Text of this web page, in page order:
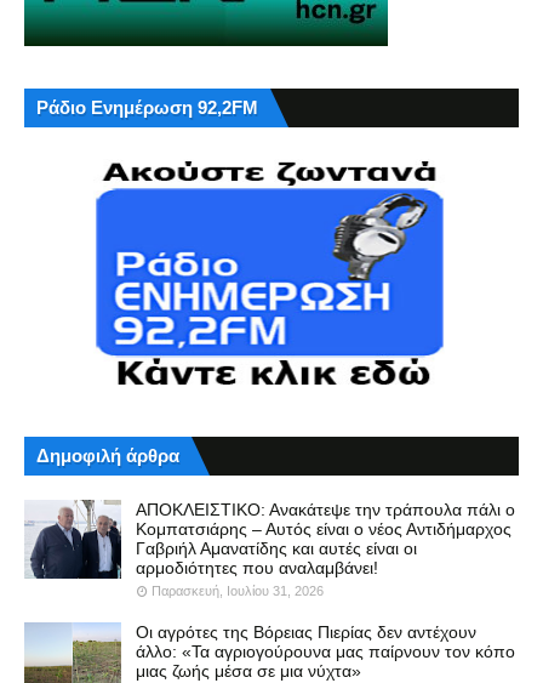
Ράδιο Ενημέρωση 92,2FM
Δημοφιλή άρθρα
ΑΠΟΚΛΕΙΣΤΙΚΟ: Ανακάτεψε την τράπουλα πάλι ο
Κομπατσιάρης – Αυτός είναι ο νέος Αντιδήμαρχος
Γαβριήλ Αμανατίδης και αυτές είναι οι
αρμοδιότητες που αναλαμβάνει!
Παρασκευή, Ιουλίου 31, 2026
Οι αγρότες της Βόρειας Πιερίας δεν αντέχουν
άλλο: «Τα αγριογούρουνα μας παίρνουν τον κόπο
μιας ζωής μέσα σε μια νύχτα»